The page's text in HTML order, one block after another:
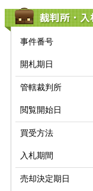
裁判所・
事件番号
開札期日
管轄裁判所
閲覧開始日
買受方法
入札期間
売却決定期日